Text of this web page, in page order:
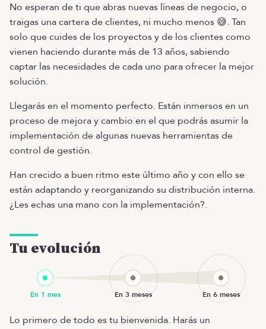
No esperan de ti que abras nuevas líneas de negocio, o
traigas una cartera de clientes, ni mucho menos 😅. Tan
solo que cuides de los proyectos y de los clientes como
vienen haciendo durante más de 13 años, sabiendo
captar las necesidades de cada uno para ofrecer la mejor
solución.
Llegarás en el momento perfecto. Están inmersos en un
proceso de mejora y cambio en el que podrás asumir la
implementación de algunas nuevas herramientas de
control de gestión.
Han crecido a buen ritmo este último año y con ello se
están adaptando y reorganizando su distribución interna.
¿Les echas una mano con la implementación?.
Tu evolución
Lo primero de todo es tu bienvenida. Harás un